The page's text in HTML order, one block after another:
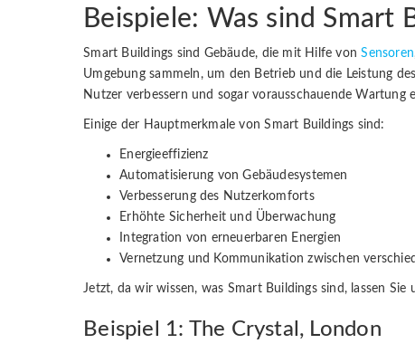
Beispiele: Was sind Smart
Smart Buildings sind Gebäude, die mit Hilfe vonSensoren
Umgebung sammeln, um den Betrieb und die Leistung
Nutzer verbessern und sogar vorausschauende Wartung
Einige der Hauptmerkmale von Smart Buildings sind:
Energieeffizienz
Automatisierung von Gebäudesystemen
Verbesserung des Nutzerkomforts
Erhöhte Sicherheit und Überwachung
Integration von erneuerbaren Energien
Vernetzung und Kommunikation zwischen
Jetzt, da wir wissen, was Smart Buildings sind, lassen
Beispiel 1: The Crystal, London